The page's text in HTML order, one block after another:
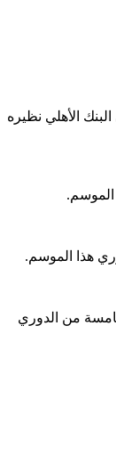
فيما يلتقي البنك الأهلي نظيره
الموسم.
هذا الموسم.
من الدوري